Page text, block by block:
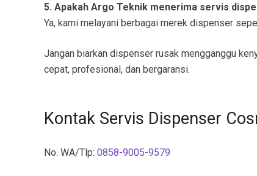
5. Apakah Argo Teknik menerima servis
Ya, kami melayani berbagai merek dispenser
Jangan biarkan dispenser rusak mengganggu
cepat, profesional, dan bergaransi.
Kontak Servis Dispenser
No. WA/Tlp: 0858-9005-9579